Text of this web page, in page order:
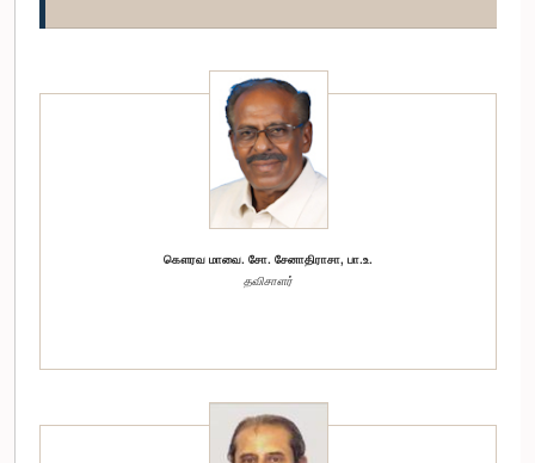
கௌரவ மாவை. சோ. சேனாதிராசா, பா.உ.
தவிசாளர்